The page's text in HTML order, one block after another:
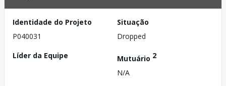
Identidade do Projeto
P040031
Situação
Dropped
Líder da Equipe
Mutuário 2
N/A